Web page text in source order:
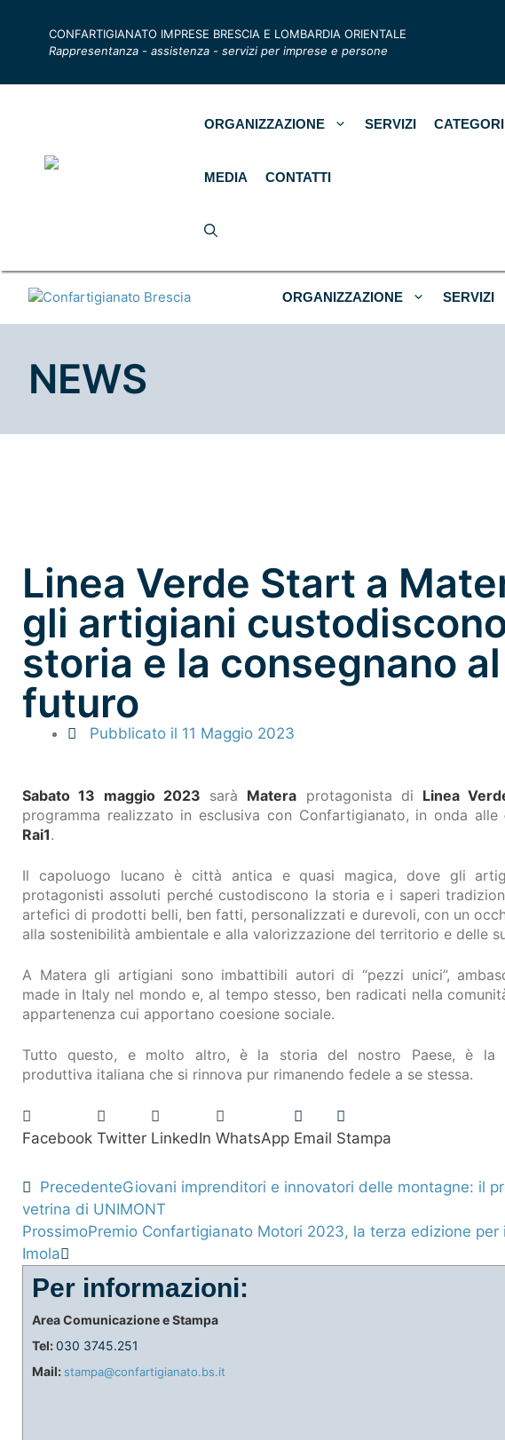
CONFARTIGIANATO IMPRESE BRESCIA E LOMBARDIA ORIENTALE
Rappresentanza - assistenza - servizi per imprese e persone
ORGANIZZAZIONE SERVIZI
MEDIA CONTATTI
ORGANIZZAZIONE SERVIZI
NEWS
Linea Verde Start a
gli artigiani
storia e la consegnano al
futuro
Pubblicato il 11 Maggio 2023
Sabato 13 maggio 2023 sarà Matera protagonista di Linea
programma realizzato in esclusiva con Confartigianato, in onda alle
Rai1.
Il capoluogo lucano è città antica e quasi magica, dove gli
protagonisti assoluti perché custodiscono la storia e i saperi
artefici di prodotti belli, ben fatti, personalizzati e durevoli, con un
alla sostenibilità ambientale e alla valorizzazione del territorio e delle
A Matera gli artigiani sono imbattibili autori di “pezzi unici”,
made in Italy nel mondo e, al tempo stesso, ben radicati nella
appartenenza cui apportano coesione sociale.
Tutto questo, e molto altro, è la storia del nostro Paese, è la
produttiva italiana che si rinnova pur rimanendo fedele a se stessa.
Facebook Twitter LinkedIn WhatsApp Email Stampa
PrecedenteGiovani imprenditori e innovatori delle montagne: il
vetrina di UNIMONT
ProssimoPremio Confartigianato Motori 2023, la terza edizione per
Imola
Per informazioni:
Area Comunicazione e Stampa
Tel:030 3745.251
Mail: stampa@confartigianato.bs.it